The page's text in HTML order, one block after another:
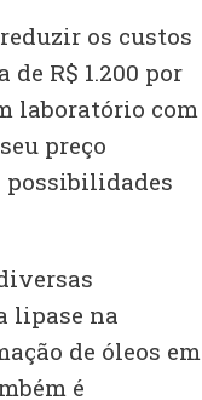
os custos
R$ 1.200 por
laboratório com
preço
possibilidades
lipase na
de óleos em
é